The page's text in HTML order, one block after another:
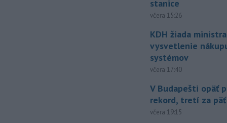
stanice
včera 15:26
KDH žiada
vysvetlenie
systémov
včera 17:40
V Budapešti opäť
rekord, tretí za
včera 19:15